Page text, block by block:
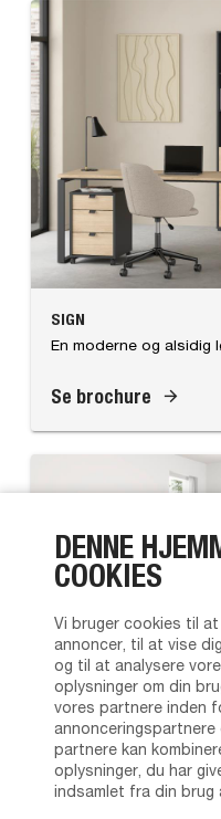
DENNE
COOKIES
Vi bruger cookies til
annoncer, til at vise
og til at analysere
oplysninger om din
vores partnere inden
annonceringspartnere
partnere kan
oplysninger, du har
indsamlet fra din brug
SIGN
En moderne og alsidig
Se brochure
SOFIA
Skabt for at tilbyde